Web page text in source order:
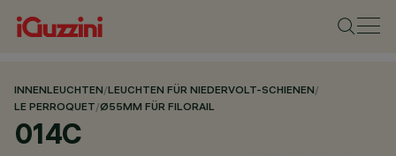
INNENLEUCHTEN/LEUCHTEN FÜR NIEDERVOLT-SCHIENEN/
LE PERROQUET/Ø55MM FÜR FILORAIL
014C